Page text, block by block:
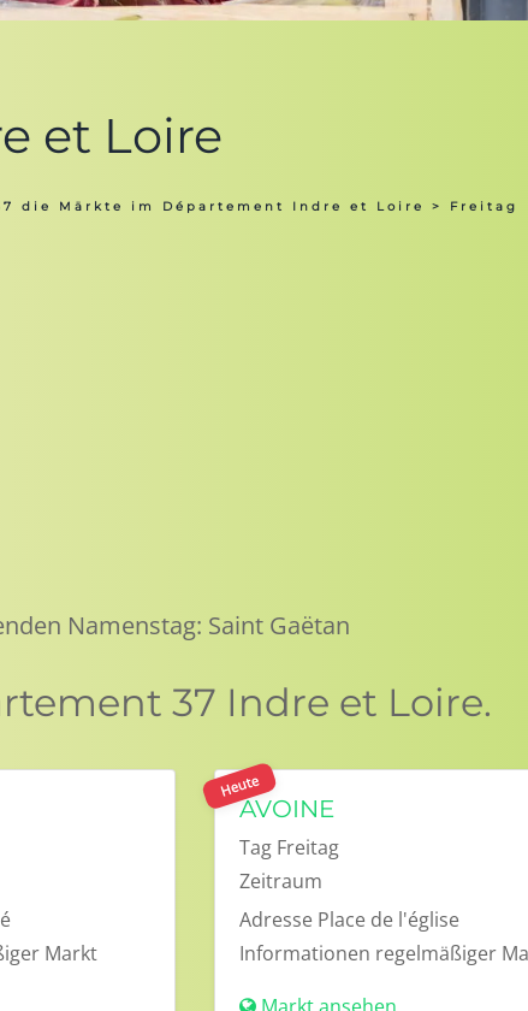
et Loire
die Märkte im Département Indre et Loire > Freitag
Namenstag: Saint Gaëtan
37 Indre et Loire.
Markt
Heute
AVOINE
Tag Freitag
Zeitraum
Adresse Place de l'église
Informationen regelmäßiger